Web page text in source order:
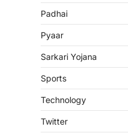
Padhai
Pyaar
Sarkari Yojana
Sports
Technology
Twitter